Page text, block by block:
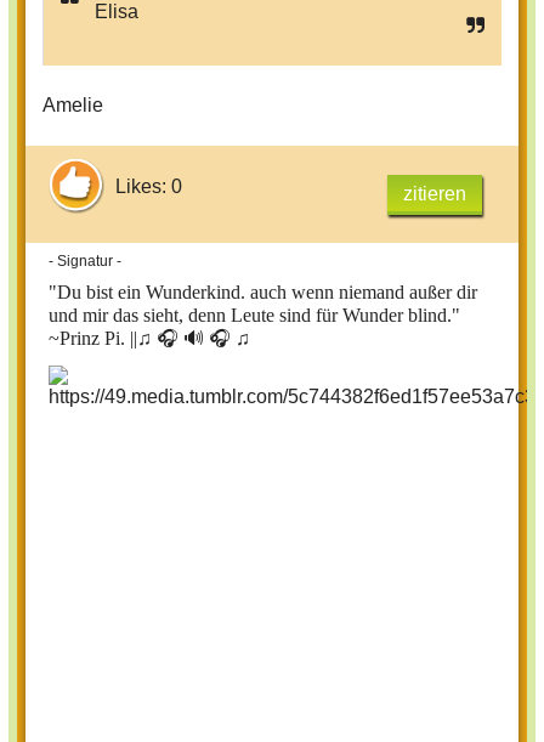
Elisa
Amelie
Likes: 0 zitieren
- Signatur -
"Du bist ein Wunderkind. auch wenn niemand außer dir
und mir das sieht, denn Leute sind für Wunder blind."
~Prinz Pi. ||♫ 🎧 🔊 🎧 ♫